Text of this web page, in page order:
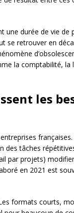
une durée de vie de
se retrouver en
la comptabilité, la
les
françaises.
des tâches
par projets)
en 2021 est
formats courts,